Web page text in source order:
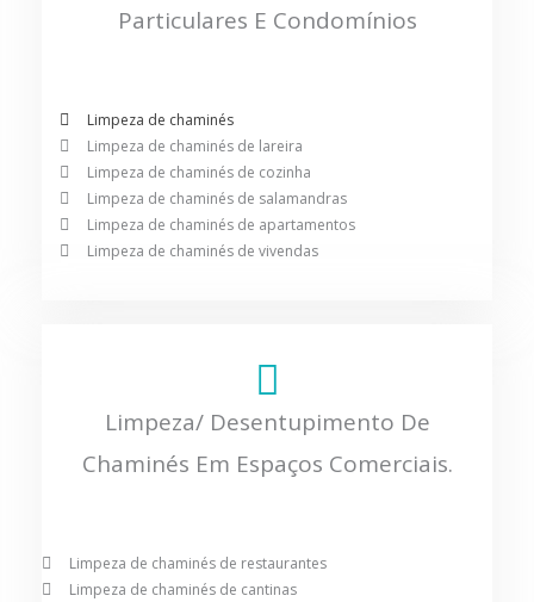
Particulares E Condomínios
Limpeza de chaminés
Limpeza de chaminés de lareira
Limpeza de chaminés de cozinha
Limpeza de chaminés de salamandras
Limpeza de chaminés de apartamentos
Limpeza de chaminés de vivendas
Limpeza/ Desentupimento De
Chaminés Em Espaços Comerciais.
Limpeza de chaminés de restaurantes
Limpeza de chaminés de cantinas